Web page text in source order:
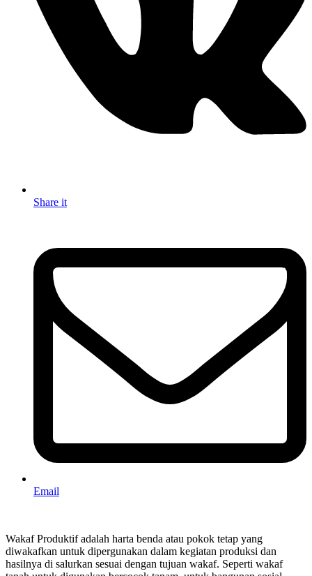
Share it
Email
Wakaf Produktif adalah harta benda atau pokok tetap yang
diwakafkan untuk dipergunakan dalam kegiatan produksi dan
hasilnya di salurkan sesuai dengan tujuan wakaf. Seperti wakaf